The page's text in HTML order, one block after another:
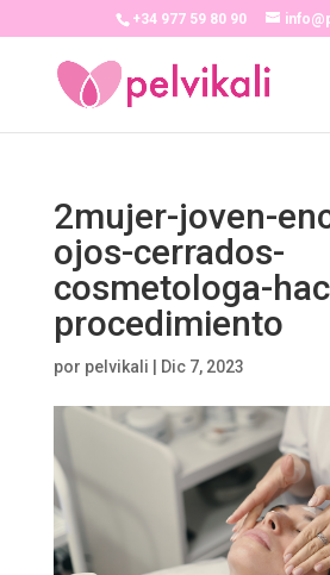
+34 977 59 80 90
2mujer-joven-
ojos-cerrados-
cosmetologa-
procedimiento
por pelvikali Dic 7, 2023